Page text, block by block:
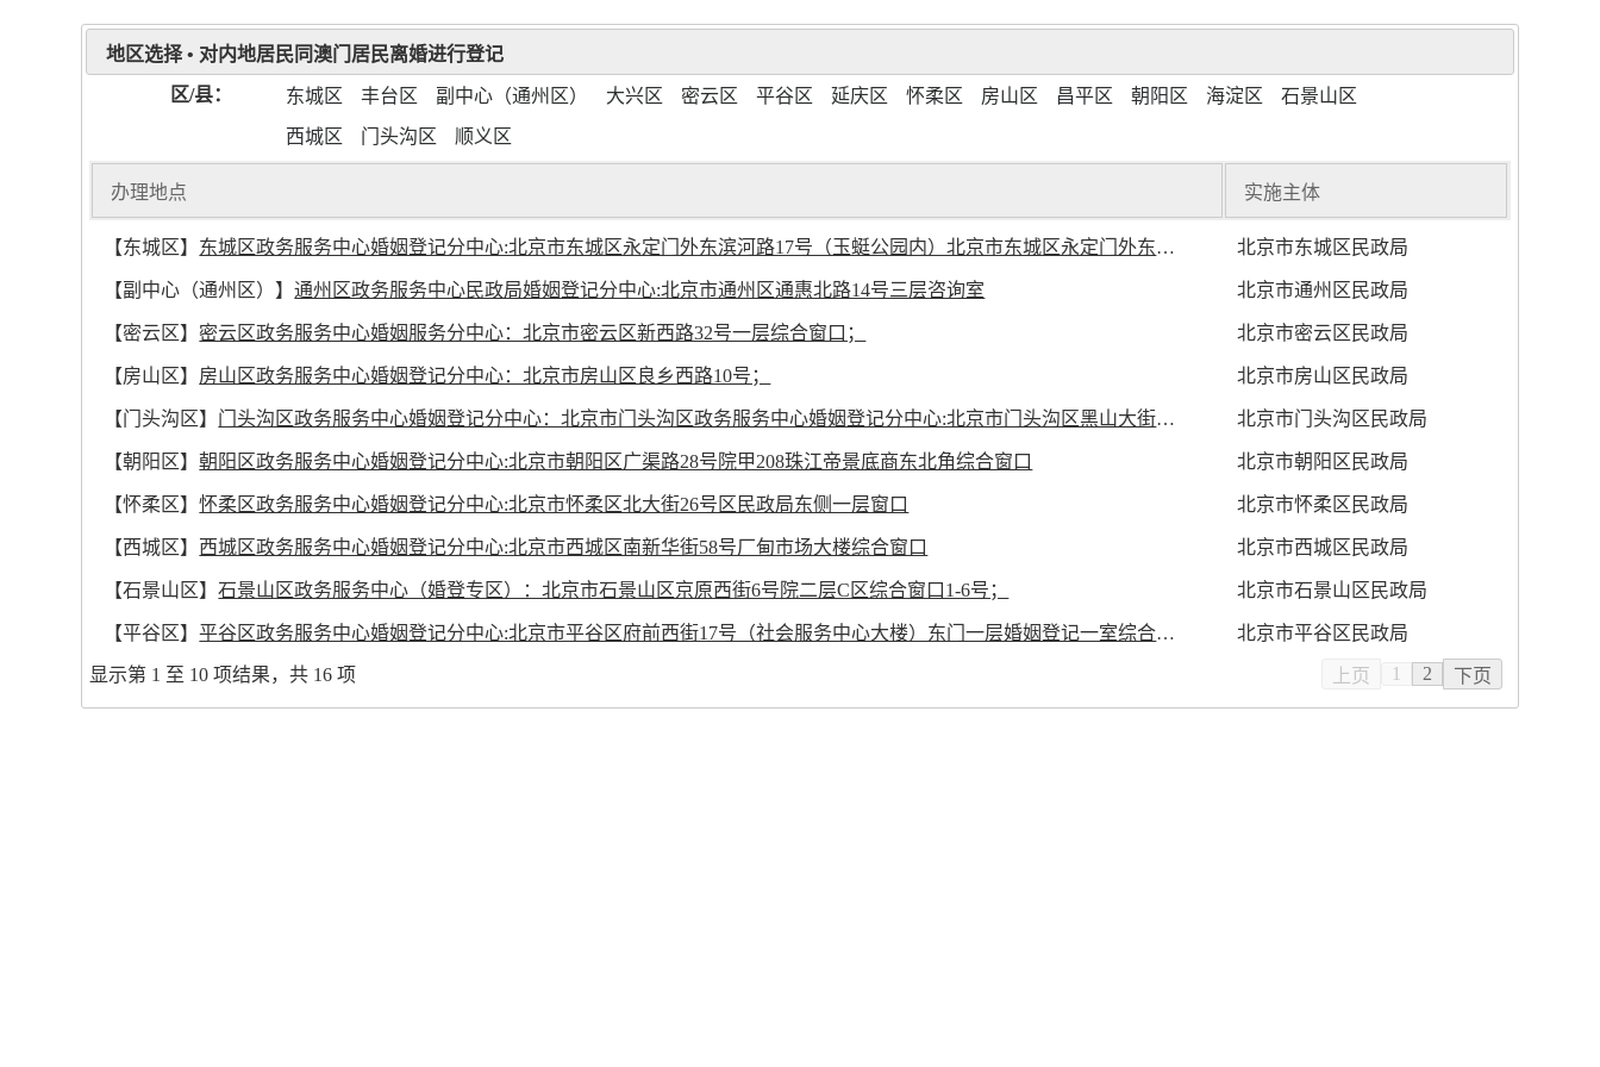
地区选择 • 对内地居民同澳门居民离婚进行登记
区/县： 东城区 丰台区 副中心（通州区） 大兴区 密云区 平谷区 延庆区 怀柔区 房山区 昌平区 朝阳区 海淀区
石景山区
西城区
门头沟区 顺义区
办理地点 实施主体
办理地点 实施主体
【东城区】 东城区政务服务中心婚姻登记分中心:北京市东城区永定门外东滨河路17号（玉蜓公园内）北京市东城区永定门外东滨河路17号（玉蜓公园内） 北京市东城区民政局
【副中心（通州区）】通州区政务服务中心民政局婚姻登记分中心:北京市通州区通惠北路14号三层咨询室 北京市通州区民政局
【密云区】 密云区政务服务中心婚姻服务分中心：北京市密云区新西路32号一层综合窗口； 北京市密云区民政局
【房山区】 房山区政务服务中心婚姻登记分中心：北京市房山区良乡西路10号； 北京市房山区民政局
【门头沟区】 门头沟区政务服务中心婚姻登记分中心：北京市门头沟区政务服务中心婚姻登记分中心:北京市门头沟区黑山大街15号楼一层综合窗口； 北京市门头沟区民政局
【朝阳区】朝阳区政务服务中心婚姻登记分中心:北京市朝阳区广渠路28号院甲208珠江帝景底商东北角综合窗口 北京市朝阳区民政局
【怀柔区】怀柔区政务服务中心婚姻登记分中心:北京市怀柔区北大街26号区民政局东侧一层窗口 北京市怀柔区民政局
【西城区】 西城区政务服务中心婚姻登记分中心:北京市西城区南新华街58号厂甸市场大楼综合窗口 北京市西城区民政局
【石景山区】石景山区政务服务中心（婚登专区）：北京市石景山区京原西街6号院二层C区综合窗口1-6号； 北京市石景山区民政局
【平谷区】平谷区政务服务中心婚姻登记分中心:北京市平谷区府前西街17号（社会服务中心大楼）东门一层婚姻登记一室综合窗口婚姻登记二室综合窗口婚姻登记三室综合窗口 北京市平谷区民政局
显示第 1 至 10 项结果，共 16 项 上页 1 2 下页